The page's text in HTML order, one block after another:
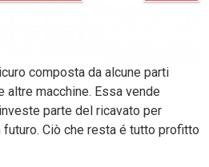
composta da alcune parti
altre macchine. Essa vende
parte del ricavato per
Ciò che resta é tutto profitto